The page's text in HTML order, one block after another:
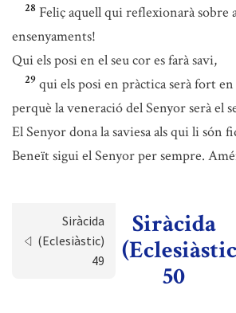
28 Feliç aquell qui reflexionarà sobre
ensenyaments!
Qui els posi en el seu cor es farà savi,
29 qui els posi en pràctica serà fort en
perquè la veneració del Senyor serà el
El Senyor dona la saviesa als qui li són
Beneït sigui el Senyor per sempre.
Siràcida
(Eclesiàstic)
49
Siràcida
50